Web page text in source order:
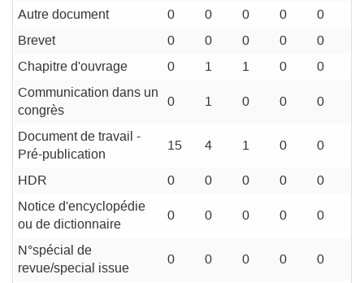
Autre document
0 0 0 0
0
Brevet
0 0 0 0
0
Chapitre d'ouvrage
0 1 1 0
0
Communication dans un
congrès
0 1 0 0 0
Document de travail -
Pré-publication
15 4 1 0 0
HDR 0 0 0 0
0
Notice d'encyclopédie
ou de dictionnaire
0 0 0 0 0
N°spécial de
revue/special issue
0 0 0 0 0